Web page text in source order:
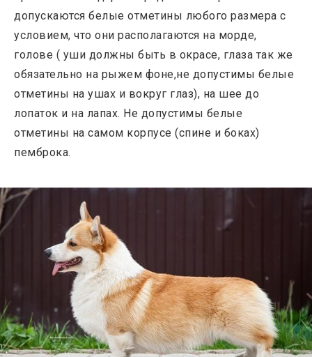
допускаются белые отметины любого размера с
условием, что они располагаются на морде,
голове ( уши должны быть в окрасе, глаза так же
обязательно на рыжем фоне,не допустимы белые
отметины на ушах и вокруг глаз), на шее до
лопаток и на лапах. Не допустимы белые
отметины на самом корпусе (спине и боках)
пемброка.